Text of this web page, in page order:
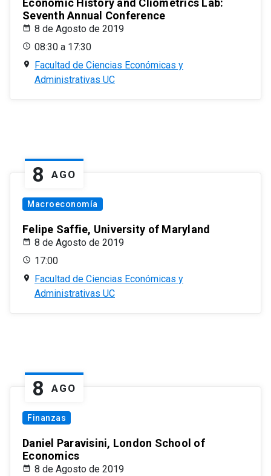
Economic History and Cliometrics Lab:
Seventh Annual Conference
8 de Agosto de 2019
08:30 a 17:30
Facultad de Ciencias Económicas y
Administrativas UC
8 AGO
Macroeconomía
Felipe Saffie, University of Maryland
8 de Agosto de 2019
17:00
Facultad de Ciencias Económicas y
Administrativas UC
8 AGO
Finanzas
Daniel Paravisini, London School of
Economics
8 de Agosto de 2019